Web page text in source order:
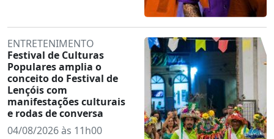
ENTRETENIMENTO
Festival de Culturas
Populares amplia o
conceito do Festival de
Lençóis com
manifestações culturais
e rodas de conversa
04/08/2026 às 11h00